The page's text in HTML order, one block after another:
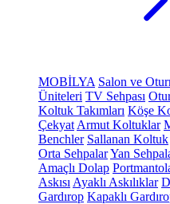
MOBİLYA Salon ve
Üniteleri TV Sehpası
Koltuk Takımları Köşe
Çekyat Armut Koltuklar
Benchler Sallanan Koltuk
Orta SehpalarYan
Amaçlı Dolap
Askısı Ayaklı Askılıklar
Gardırop Kapaklı